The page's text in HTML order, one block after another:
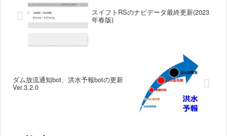
スイフトRSのナビデータ最終更新(2023
年春版)
ダム放流通知bot、洪水予報botの更新
Ver.3.2.0